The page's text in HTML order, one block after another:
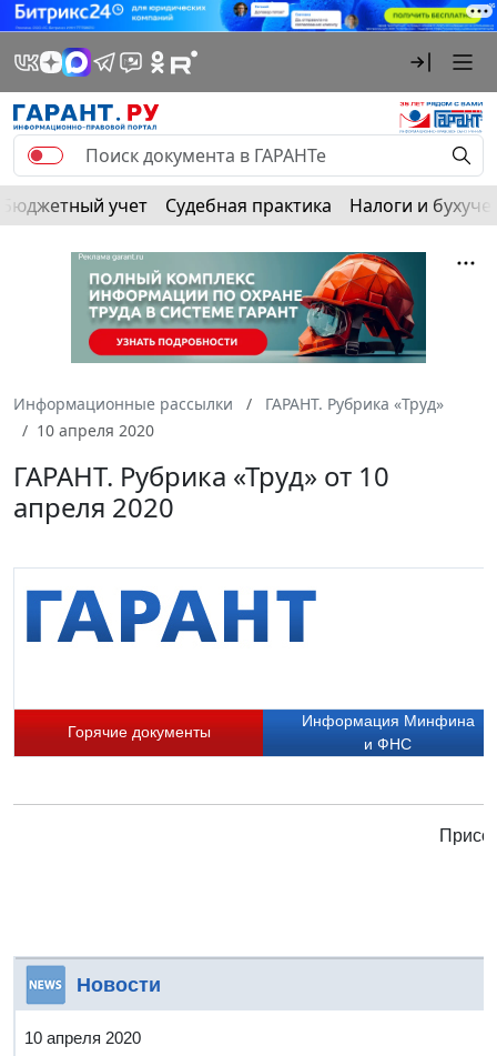
Бюджетный учет Судебная практика Налоги и
Информационные рассылки
ГАРАНТ. Рубрика «Труд»
10 апреля 2020
ГАРАНТ. Рубрика «Труд» от 10
апреля 2020
Горячие документы
Информация Минфина
и ФНС
Новости
10 апреля 2020